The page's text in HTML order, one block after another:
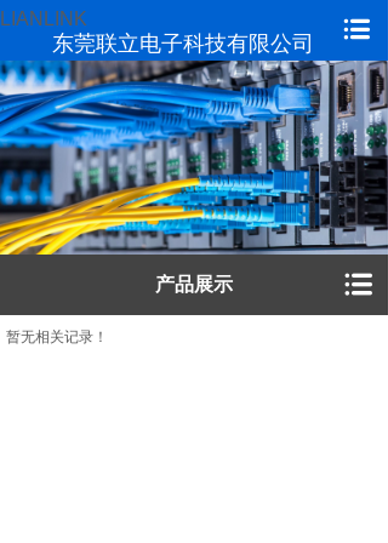
产品展示
暂无相关记录！
东莞联立电子科技有限公司
LIANLINK